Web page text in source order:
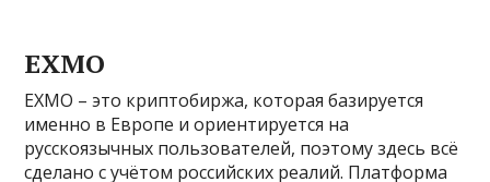
EXMO
EXMO – это криптобиржа, которая базируется
именно в Европе и ориентируется на
русскоязычных пользователей, поэтому здесь всё
сделано с учётом российских реалий. Платформа